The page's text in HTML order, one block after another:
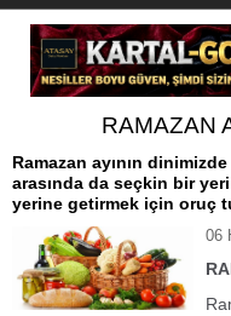
RAMAZAN
Ramazan ayının
arasında da seçkin bir
yerine getirmek için oruç
06